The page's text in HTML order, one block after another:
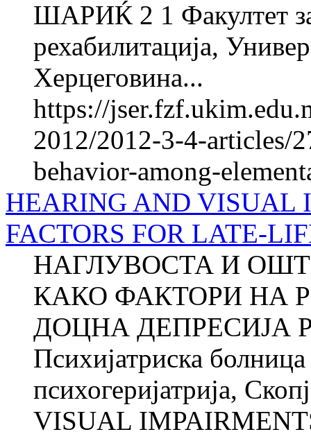
ШАРИЌ 2 1 Факултет за
рехабилитација,
Херцеговина...
https://
2012/2012-3-4-articles/
behavior-among-
HEARING AND VISUAL
FACTORS FOR LATE-
НАГЛУВОСТА И
КАКО ФАКТОРИ НА
ДОЦНА ДЕПРЕСИЈА
Психијатриска
психогеријатрија,
VISUAL